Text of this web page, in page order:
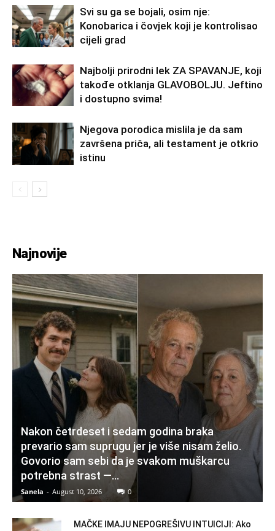
Svi su ga se bojali, osim nje:
Konobarica i čovjek koji je kontrolisao
cijeli grad
Najbolji prirodni lek ZA SPAVANJE, koji
takođe otklanja GLAVOBOLJU. Jeftino
i dostupno svima!
Njegova porodica mislila je da sam
završena priča, ali testament je otkrio
istinu
Najnovije
Nakon četrdeset i sedam godina braka
prevario sam suprugu jer je više nisam želio.
Govorio sam sebi da je svakom muškarcu
potrebna strast —...
Sanela - August 10, 2026 0
MAČKE IMAJU NEPOGREŠIVU INTUICIJI: Ako